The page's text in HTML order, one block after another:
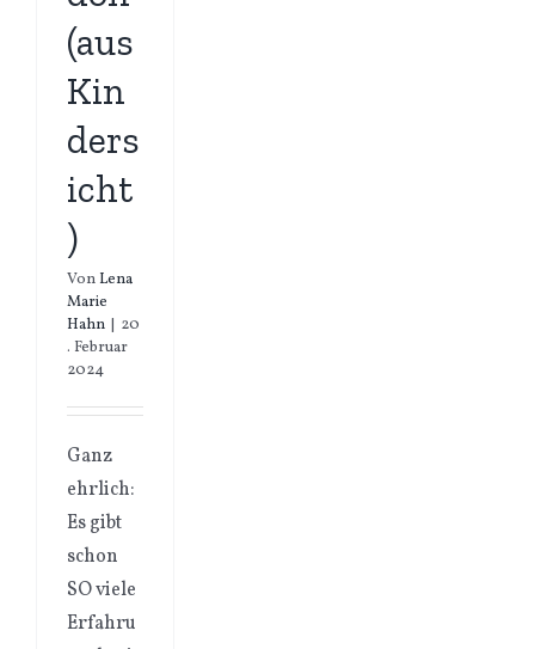
(aus
Kin
ders
icht
)
VonLena
Marie
Hahn | 20
. Februar
2024
Ganz
ehrlich:
Es gibt
schon
SO viele
Erfahru